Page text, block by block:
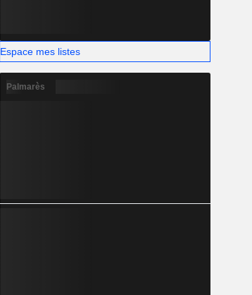
Espace mes listes
Palmarès